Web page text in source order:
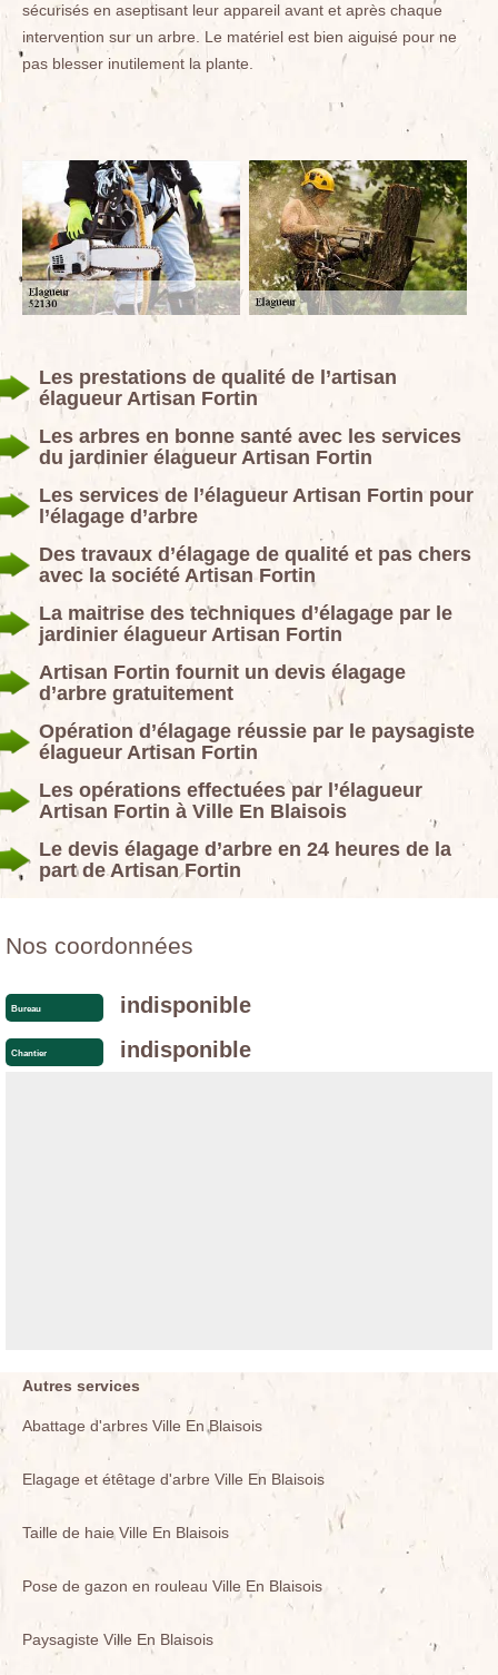
sécurisés en aseptisant leur appareil avant et après chaque
intervention sur un arbre. Le matériel est bien aiguisé pour ne
pas blesser inutilement la plante.
Les prestations de qualité de l’artisan
élagueur Artisan Fortin
Les arbres en bonne santé avec les services
du jardinier élagueur Artisan Fortin
Les services de l’élagueur Artisan Fortin pour
l’élagage d’arbre
Des travaux d’élagage de qualité et pas chers
avec la société Artisan Fortin
La maitrise des techniques d’élagage par le
jardinier élagueur Artisan Fortin
Artisan Fortin fournit un devis élagage
d’arbre gratuitement
Opération d’élagage réussie par le paysagiste
élagueur Artisan Fortin
Les opérations effectuées par l’élagueur
Artisan Fortin à Ville En Blaisois
Le devis élagage d’arbre en 24 heures de la
part de Artisan Fortin
Nos coordonnées
Bureau indisponible
Chantier indisponible
Autres services
Abattage d'arbres Ville En Blaisois
Elagage et étêtage d'arbre Ville En Blaisois
Taille de haie Ville En Blaisois
Pose de gazon en rouleau Ville En Blaisois
Paysagiste Ville En Blaisois